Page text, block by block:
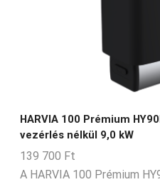
HARVIA 100 Prémium
vezérlés nélkül 9,0 kW
139 700 Ft
A HARVIA 100 Prémium